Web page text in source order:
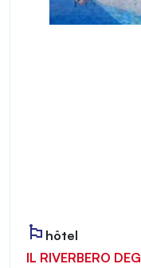
hôtel
IL RIVERBERO